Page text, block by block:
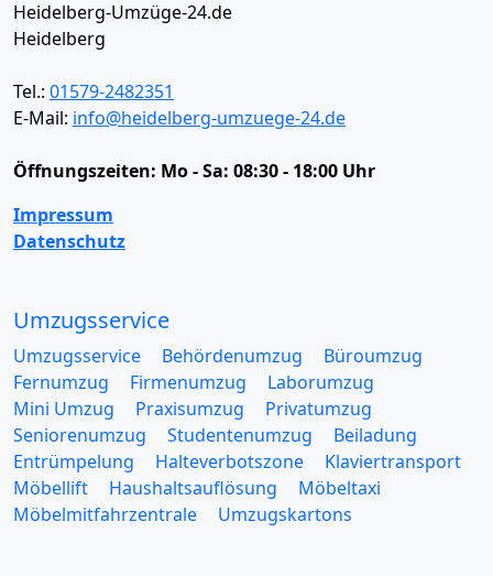
Heidelberg-Umzüge-24.de
Heidelberg
Tel.: 01579-2482351
E-Mail: info@heidelberg-umzuege-24.de
Öffnungszeiten: Mo - Sa: 08:30 - 18:00 Uhr
Impressum
Datenschutz
Umzugsservice
Umzugsservice Behördenumzug
Büroumzug
Fernumzug
Firmenumzug
Laborumzug
Mini Umzug
Praxisumzug
Privatumzug
Seniorenumzug
Studentenumzug
Beiladung
Entrümpelung
Halteverbotszone
Klaviertransport
Möbellift
Haushaltsauflösung
Möbeltaxi
Möbelmitfahrzentrale
Umzugskartons